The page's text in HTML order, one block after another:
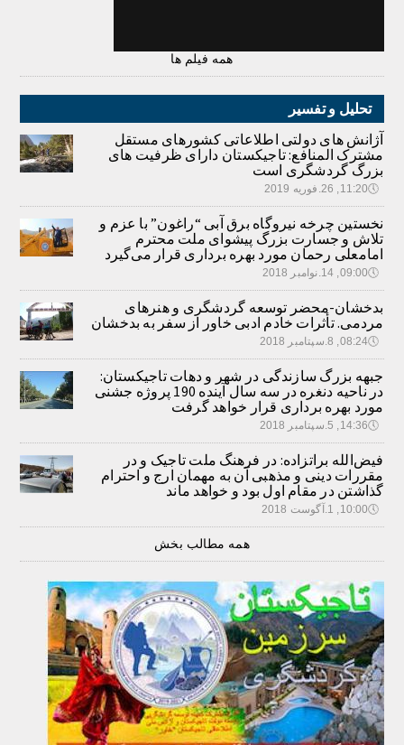
همه فیلم ها
تحلیل و تفسیر
آژانش های دولتی اطلاعاتی کشورهای مستقل
مشترک المنافع: تاجیکستان دارای ظرفیت های
بزرگ گردشگری است
🕔11:20, 26.فوریه 2019
نخستین چرخه نیروگاه برق آبی “راغون” با عزم و
تلاش و جسارت بزرگ پیشوای ملت محترم
امامعلی رحمان مورد بهره برداری قرار می‌گیرد
🕔09:00, 14.نوامبر 2018
بدخشان-محضر توسعه گردشگری و هنرهای
مردمی. تأثرات خادم ادبی خاور از سفر به بدخشان
🕔08:24, 8.سپتامبر 2018
جبهه بزرگ سازندگی در شهر و دهات تاجیکستان:
در ناحیه دنغره در سه سال آینده 190 پروژه جشنی
مورد بهره برداری قرار خواهد گرفت
🕔14:36, 5.سپتامبر 2018
فیض‌الله براتزاده: در فرهنگ ملت تاجیک و در
مقررات دینی و مذهبی آن به مهمان ارج و احترام
گذاشتن در مقام اول بود و خواهد ماند
🕔10:00, 1.آگوست 2018
همه مطالب بخش